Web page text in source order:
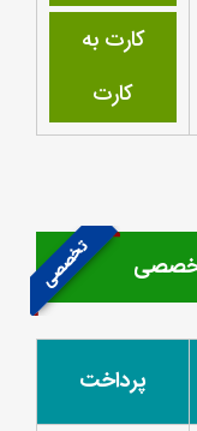
کارت به
کارت
تخصصی
پرداخت